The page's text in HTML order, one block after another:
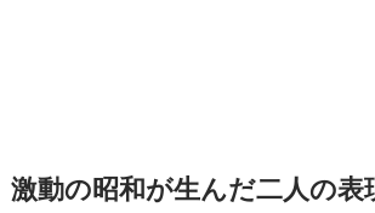
激動の昭和が生んだ二人の表